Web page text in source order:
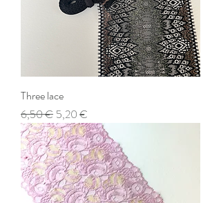
Three lace
Prix original
6,50 € Prix promotionnel
5,20 €